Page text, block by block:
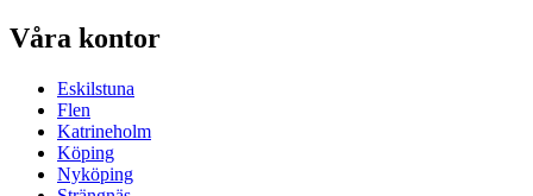
Våra kontor
Eskilstuna
Flen
Katrineholm
Köping
Nyköping